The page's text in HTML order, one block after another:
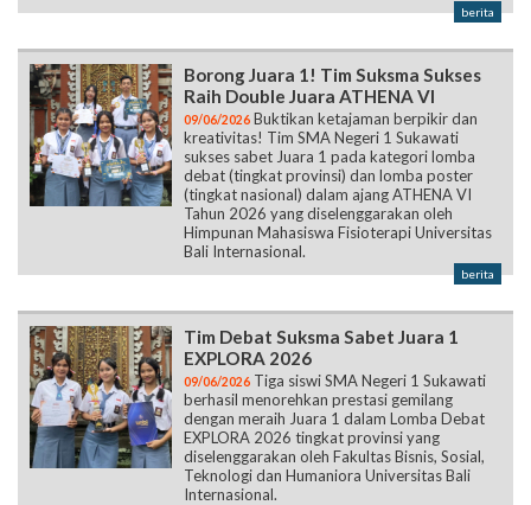
berita
Borong Juara 1! Tim Suksma Sukses
Raih Double Juara ATHENA VI
09/06/2026 Buktikan ketajaman berpikir dan
kreativitas! Tim SMA Negeri 1 Sukawati
sukses sabet Juara 1 pada kategori lomba
debat (tingkat provinsi) dan lomba poster
(tingkat nasional) dalam ajang ATHENA VI
Tahun 2026 yang diselenggarakan oleh
Himpunan Mahasiswa Fisioterapi Universitas
Bali Internasional.
berita
Tim Debat Suksma Sabet Juara 1
EXPLORA 2026
09/06/2026 Tiga siswi SMA Negeri 1 Sukawati
berhasil menorehkan prestasi gemilang
dengan meraih Juara 1 dalam Lomba Debat
EXPLORA 2026 tingkat provinsi yang
diselenggarakan oleh Fakultas Bisnis, Sosial,
Teknologi dan Humaniora Universitas Bali
Internasional.